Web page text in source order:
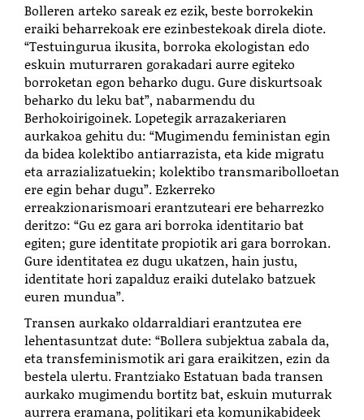
Bolleren arteko sareak ez ezik, beste borrokekin
eraiki beharrekoak ere ezinbestekoak direla diote.
“Testuingurua ikusita, borroka ekologistan edo
eskuin muturraren gorakadari aurre egiteko
borroketan egon beharko dugu. Gure diskurtsoak
beharko du leku bat”, nabarmendu du
Berhokoirigoinek. Lopetegik arrazakeriaren
aurkakoa gehitu du: “Mugimendu feministan egin
da bidea kolektibo antiarrazista, eta kide migratu
eta arrazializatuekin; kolektibo transmaribolloetan
ere egin behar dugu”. Ezkerreko
erreakzionarismoari erantzuteari ere beharrezko
deritzo: “Gu ez gara ari borroka identitario bat
egiten; gure identitate propiotik ari gara borrokan.
Gure identitatea ez dugu ukatzen, hain justu,
identitate hori zapalduz eraiki dutelako batzuek
euren mundua”.
Transen aurkako oldarraldiari erantzutea ere
lehentasuntzat dute: “Bollera subjektua zabala da,
eta transfeminismotik ari gara eraikitzen, ezin da
bestela ulertu. Frantziako Estatuan bada transen
aurkako mugimendu bortitz bat, eskuin muturrak
aurrera eramana, politikari eta komunikabideek